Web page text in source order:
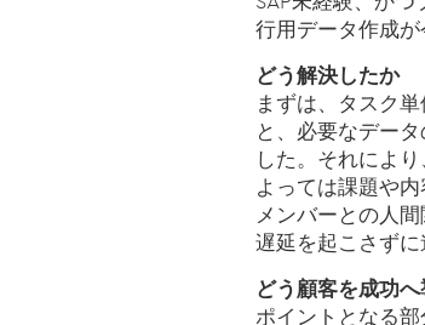
行用データ作成
どう解決したか
まずは、タスク
と、必要なデー
した。それによ
よっては課題や
メンバーとの人
遅延を起こさずに
どう顧客を成功
ポイントとなる